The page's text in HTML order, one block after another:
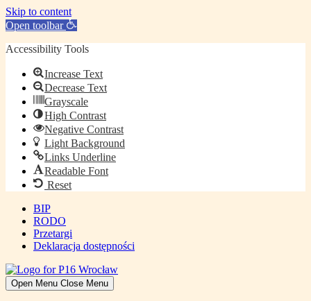
Skip to content
Open toolbar
Accessibility Tools
Increase Text
Decrease Text
Grayscale
High Contrast
Negative Contrast
Light Background
Links Underline
Readable Font
Reset
Skip
content
BIP
RODO
Przetargi
Deklaracja dostępności
Open Menu Close Menu